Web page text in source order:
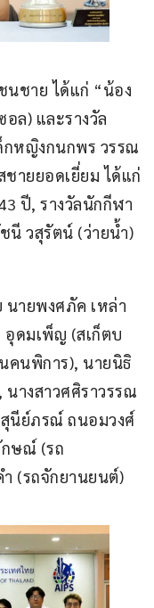
นชาย ได้แก่ “น้อง
ล) และรางวัล
กหญิงกนกพร วรรณ
ายยอดเยี่ยม ได้แก่
ปี, รางวัลนักกีฬา
นี วสุรัตน์ (ว่ายน้ำ)
นายพงศภัค เหล่า
ดมเพ็ญ (สเก็ตบ
นพิการ), นายนิธิ
นางสาวศศิราวรรณ
นีย์ภรณ์ ถนอมวงศ์
ษณ์ (รถ
(รถจักยานยนต์)